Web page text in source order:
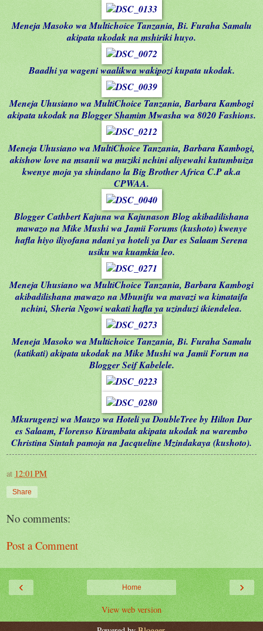
Meneja Masoko wa Multichoice Tanzania, Bi. Furaha Samalu
akipata ukodak na mshiriki huyo.
Baadhi ya wageni waalikwa wakipozi kupata ukodak.
Meneja Uhusiano wa MultiChoice Tanzania, Barbara Kambogi
akipata ukodak na Blogger Shamim Mwasha wa 8020 Fashions.
Meneja Uhusiano wa MultiChoice Tanzania, Barbara Kambogi,
akishow love na msanii wa muziki nchini aliyewahi kutumbuiza
kwenye moja ya shindano la Big Brother Africa C.P ak.a
CPWAA.
Blogger Cathbert Kajuna wa Kajunason Blog akibadilishana
mawazo na Mike Mushi wa Jamii Forums (kushoto) kwenye
hafla hiyo iliyofana ndani ya hoteli ya Dar es Salaam Serena
usiku wa kuamkia leo.
Meneja Uhusiano wa MultiChoice Tanzania, Barbara Kambogi
akibadilishana mawazo na Mbunifu wa mavazi wa kimataifa
nchini, Sheria Ngowi wakati hafla ya uzinduzi ikiendelea.
Meneja Masoko wa Multichoice Tanzania, Bi. Furaha Samalu
(katikati) akipata ukodak na Mike Mushi wa Jamii Forum na
Blogger Seif Kabelele.
Mkurugenzi wa Mauzo wa Hoteli ya DoubleTree by Hilton Dar
es Salaam, Florenso Kirambata akipata ukodak na warembo
Christina Sintah pamoja na Jacqueline Mzindakaya (kushoto).
at 12:01 PM
Share
No comments:
Post a Comment
‹ ›
Home
View web version